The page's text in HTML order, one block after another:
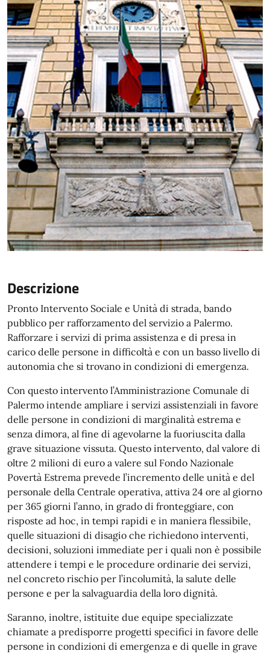
Descrizione
Pronto Intervento Sociale e Unità di strada, bando
pubblico per rafforzamento del servizio a Palermo.
Rafforzare i servizi di prima assistenza e di presa in
carico delle persone in difficoltà e con un basso livello di
autonomia che si trovano in condizioni di emergenza.
Con questo intervento l’Amministrazione Comunale di
Palermo intende ampliare i servizi assistenziali in favore
delle persone in condizioni di marginalità estrema e
senza dimora, al fine di agevolarne la fuoriuscita dalla
grave situazione vissuta. Questo intervento, dal valore di
oltre 2 milioni di euro a valere sul Fondo Nazionale
Povertà Estrema prevede l’incremento delle unità e del
personale della Centrale operativa, attiva 24 ore al giorno
per 365 giorni l’anno, in grado di fronteggiare, con
risposte ad hoc, in tempi rapidi e in maniera flessibile,
quelle situazioni di disagio che richiedono interventi,
decisioni, soluzioni immediate per i quali non è possibile
attendere i tempi e le procedure ordinarie dei servizi,
nel concreto rischio per l’incolumità, la salute delle
persone e per la salvaguardia della loro dignità.
Saranno, inoltre, istituite due equipe specializzate
chiamate a predisporre progetti specifici in favore delle
persone in condizioni di emergenza e di quelle in grave